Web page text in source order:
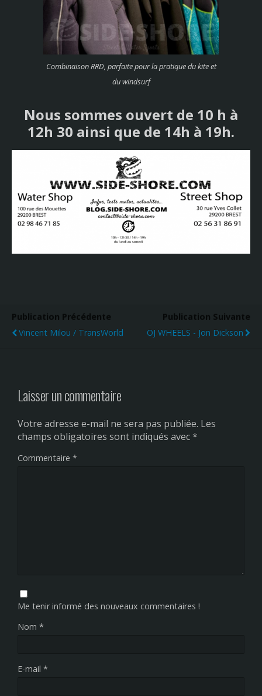
Combinaison RRD, parfaite pour la pratique du kite et
du windsurf
Nous sommes ouvert de 10 h à
12h 30 ainsi que de 14h à 19h.
Publication Précédente
Vincent Milou / TransWorld
Publication Suivante
OJ WHEELS - Jon Dickson
Laisser un commentaire
Votre adresse e-mail ne sera pas publiée. Les
champs obligatoires sont indiqués avec*
Commentaire *
Me tenir informé des nouveaux commentaires !
Nom *
E-mail *